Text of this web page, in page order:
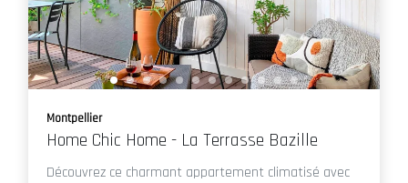
Montpellier
Home Chic Home - La Terrasse Bazille
Découvrez ce charmant appartement climatisé avec